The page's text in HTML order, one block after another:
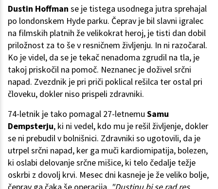
Dustin Hoffman se je tistega usodnega jutra sprehajal
po londonskem Hyde parku. Čeprav je bil slavni igralec
na filmskih platnih že velikokrat heroj, je tisti dan dobil
priložnost za to še v resničnem življenju. In ni razočaral.
Ko je videl, da se je tekač nenadoma zgrudil na tla, je
takoj priskočil na pomoč. Neznanec je doživel srčni
napad. Zvezdnik je pri priči poklical rešilca ter ostal pri
človeku, dokler niso prispeli zdravniki.
74-letnik je tako pomagal 27-letnemu Samu
Dempsterju, ki ni vedel, kdo mu je rešil življenje, dokler
se ni prebudil v bolnišnici. Zdravniki so ugotovili, da je
utrpel srčni napad, ker ga muči kardiomipatija, bolezen,
ki oslabi delovanje srčne mišice, ki telo čedalje težje
oskrbi z dovolj krvi. Mesec dni kasneje je že veliko bolje,